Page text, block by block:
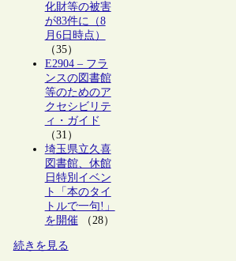
化財等の被害
が83件に（8
月6日時点）
（35）
E2904 – フラ
ンスの図書館
等のためのア
クセシビリテ
ィ・ガイド
（31）
埼玉県立久喜
図書館、休館
日特別イベン
ト「本のタイ
トルで一句!」
を開催（28）
続きを見る